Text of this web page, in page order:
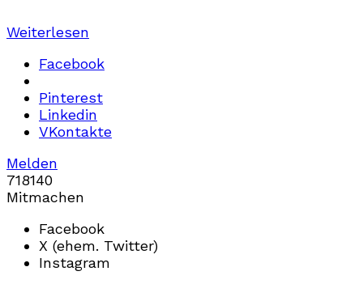
Weiterlesen
Facebook
Pinterest
Linkedin
VKontakte
Melden
718140
Mitmachen
Facebook
X (ehem. Twitter)
Instagram